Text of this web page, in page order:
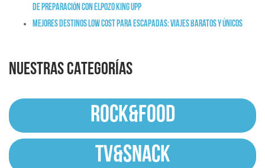
de preparación con ElPozo King Upp
Mejores destinos low cost para escapadas: viajes baratos y únicos
NUESTRAS CATEGORÍAS
ROCK&FOOD
TV&SNACK